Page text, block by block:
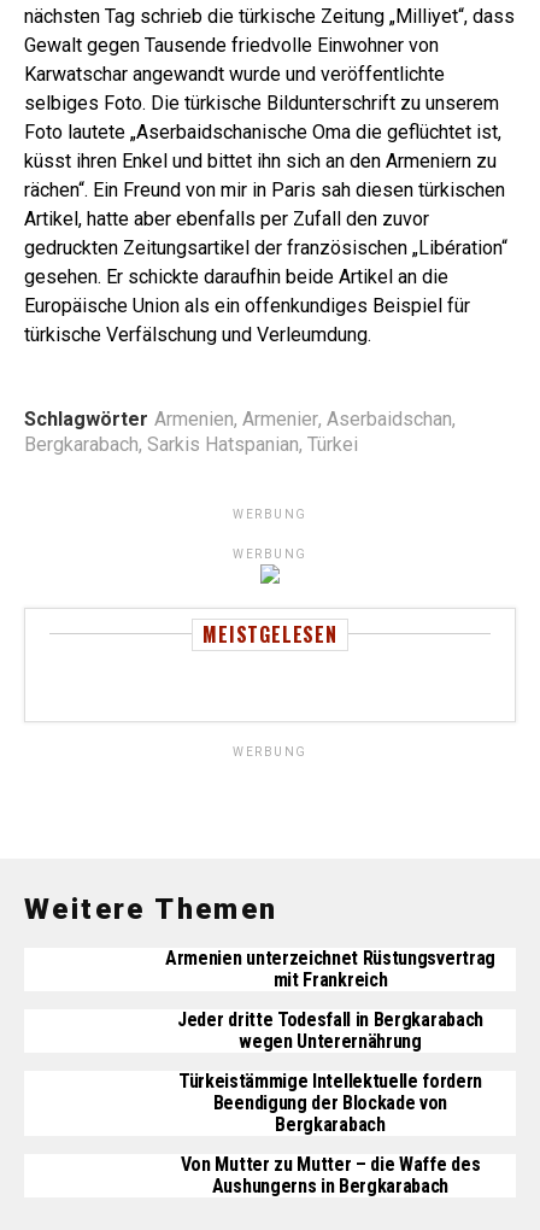
nächsten Tag schrieb die türkische Zeitung „Milliyet“, dass
Gewalt gegen Tausende friedvolle Einwohner von
Karwatschar angewandt wurde und veröffentlichte
selbiges Foto. Die türkische Bildunterschrift zu unserem
Foto lautete „Aserbaidschanische Oma die geflüchtet ist,
küsst ihren Enkel und bittet ihn sich an den Armeniern zu
rächen“. Ein Freund von mir in Paris sah diesen türkischen
Artikel, hatte aber ebenfalls per Zufall den zuvor
gedruckten Zeitungsartikel der französischen „Libération“
gesehen. Er schickte daraufhin beide Artikel an die
Europäische Union als ein offenkundiges Beispiel für
türkische Verfälschung und Verleumdung.
Schlagwörter Armenien, Armenier, Aserbaidschan,
Bergkarabach, Sarkis Hatspanian, Türkei
WERBUNG
WERBUNG
MEISTGELESEN
WERBUNG
Weitere Themen
Armenien unterzeichnet Rüstungsvertrag
mit Frankreich
Jeder dritte Todesfall in Bergkarabach
wegen Unterernährung
Türkeistämmige Intellektuelle fordern
Beendigung der Blockade von
Bergkarabach
Von Mutter zu Mutter – die Waffe des
Aushungerns in Bergkarabach